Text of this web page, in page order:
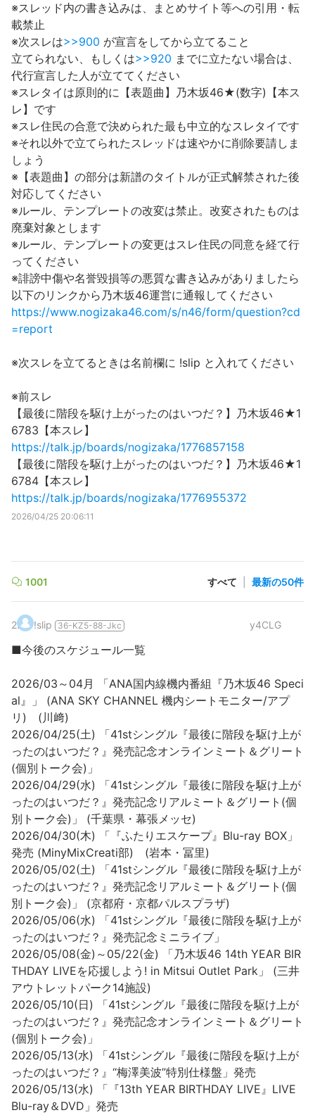
※スレッド内の書き込みは、まとめサイト等への引用・転
載禁止
※次スレは>>900 が宣言をしてから立てること
立てられない、もしくは>>920 までに立たない場合は、
代行宣言した人が立ててください
※スレタイは原則的に【表題曲】乃木坂46★(数字)【本ス
レ】です
※スレ住民の合意で決められた最も中立的なスレタイです
※それ以外で立てられたスレッドは速やかに削除要請しま
しょう
※【表題曲】の部分は新譜のタイトルが正式解禁された後
対応してください
※ルール、テンプレートの改変は禁止。改変されたものは
廃棄対象とします
※ルール、テンプレートの変更はスレ住民の同意を経て行
ってください
※誹謗中傷や名誉毀損等の悪質な書き込みがありましたら
以下のリンクから乃木坂46運営に通報してください
https://www.nogizaka46.com/s/n46/form/question?cd
=report
※次スレを立てるときは名前欄に !slip と入れてください
※前スレ
【最後に階段を駆け上がったのはいつだ？】乃木坂46★1
6783【本スレ】
https://talk.jp/boards/nogizaka/1776857158
【最後に階段を駆け上がったのはいつだ？】乃木坂46★1
6784【本スレ】
https://talk.jp/boards/nogizaka/1776955372
2026/04/25 20:06:11
1001 すべて 最新の50件
2. !slip 36-KZ5-88-Jkc y4CLG
■今後のスケジュール一覧
2026/03～04月 「ANA国内線機内番組『乃木坂46 Speci
al』」 (ANA SKY CHANNEL 機内シートモニター/アプ
リ) (川﨑)
2026/04/25(土) 「41stシングル『最後に階段を駆け上が
ったのはいつだ？』発売記念オンラインミート＆グリート
(個別トーク会)」
2026/04/29(水) 「41stシングル『最後に階段を駆け上が
ったのはいつだ？』発売記念リアルミート＆グリート(個
別トーク会)」 (千葉県・幕張メッセ)
2026/04/30(木) 「『ふたりエスケープ』Blu-ray BOX」
発売 (MinyMixCreati部) (岩本・冨里)
2026/05/02(土) 「41stシングル『最後に階段を駆け上が
ったのはいつだ？』発売記念リアルミート＆グリート(個
別トーク会)」 (京都府・京都パルスプラザ)
2026/05/06(水) 「41stシングル『最後に階段を駆け上が
ったのはいつだ？』発売記念ミニライブ」
2026/05/08(金)～05/22(金) 「乃木坂46 14th YEAR BIR
THDAY LIVEを応援しよう! in Mitsui Outlet Park」 (三井
アウトレットパーク14施設)
2026/05/10(日) 「41stシングル『最後に階段を駆け上が
ったのはいつだ？』発売記念オンラインミート＆グリート
(個別トーク会)」
2026/05/13(水) 「41stシングル『最後に階段を駆け上が
ったのはいつだ？』“梅澤美波”特別仕様盤」発売
2026/05/13(水) 「『13th YEAR BIRTHDAY LIVE』LIVE
Blu-ray＆DVD」発売